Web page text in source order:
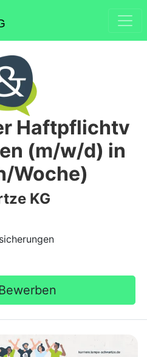
Haftpflichtv
(m/w/d) in
Woche)
KG